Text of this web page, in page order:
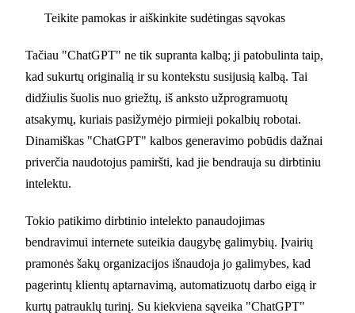
Teikite pamokas ir aiškinkite sudėtingas sąvokas
Tačiau "ChatGPT" ne tik supranta kalbą; ji patobulinta taip,
kad sukurtų originalią ir su kontekstu susijusią kalbą. Tai
didžiulis šuolis nuo griežtų, iš anksto užprogramuotų
atsakymų, kuriais pasižymėjo pirmieji pokalbių robotai.
Dinamiškas "ChatGPT" kalbos generavimo pobūdis dažnai
priverčia naudotojus pamiršti, kad jie bendrauja su dirbtiniu
intelektu.
Tokio patikimo dirbtinio intelekto panaudojimas
bendravimui internete suteikia daugybę galimybių. Įvairių
pramonės šakų organizacijos išnaudoja jo galimybes, kad
pagerintų klientų aptarnavimą, automatizuotų darbo eigą ir
kurtų patrauklų turinį. Su kiekviena sąveika "ChatGPT"